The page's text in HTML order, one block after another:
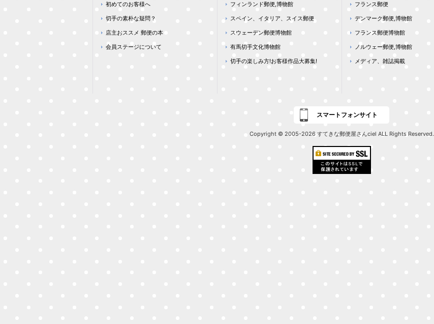
初めてのお客様へ
切手の素朴な疑問？
店主おススメ 郵便の本
会員ステージについて
フィンランド郵便,博物館
スペイン、イタリア、スイス郵便
スウェーデン郵便博物館
有馬切手文化博物館
切手の楽しみ方!お客様作品大募集!
フランス郵便
デンマーク郵便,博物館
フランス郵便博物館
ノルウェー郵便,博物館
メディア、雑誌掲載
スマートフォンサイト
Copyright © 2005-2026 すてきな郵便屋さんciel ALL Rights Reserved.